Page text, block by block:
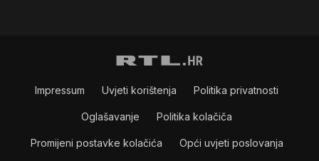
Impressum Uvjeti korištenja Politika privatnosti
Oglašavanje Politika kolačiča
Promijeni postavke kolačića Opći uvjeti poslovanja